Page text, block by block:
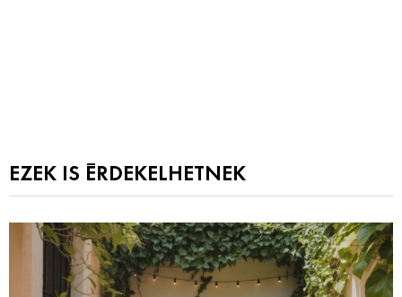
EZEK IS ÉRDEKELHETNEK